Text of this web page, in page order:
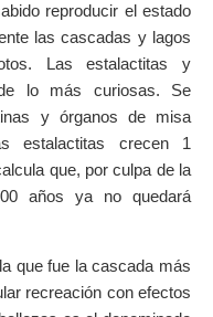
reproducir el estado
las cascadas y lagos
Las estalactitas y
lo más curiosas. Se
y órganos de misa
estalactitas crecen 1
que, por culpa de la
años ya no quedará
que fue la cascada más
recreación con efectos